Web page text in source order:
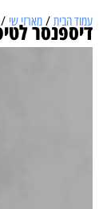
עמוד הבית/ מארזי שי / דיספנסר